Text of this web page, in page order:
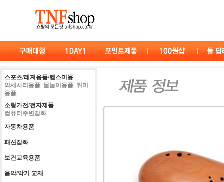
스포츠/레져용품/헬스미용
악세사리용품| 물놀이용품| 취미
용품|
소형가전/전자제품
컴퓨터주변잡화|
자동차용품
패션잡화
보건교육용품
음악/악기 교재